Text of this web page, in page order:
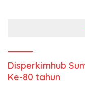
Disperkimhub
Ke-80 tahun